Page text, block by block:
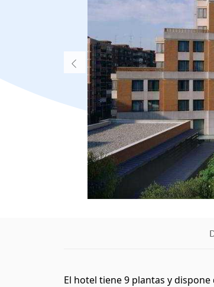
El hotel tiene 9 plantas y